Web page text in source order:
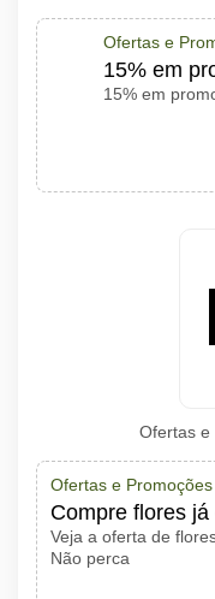
Ofertas e
15% em
15% em
Ofertas e
Ofertas e
Compre flores
Veja a oferta de
Não perca